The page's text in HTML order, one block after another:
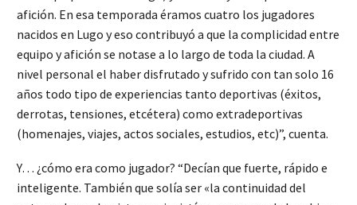
afición. En esa temporada éramos cuatro los jugadores
nacidos en Lugo y eso contribuyó a que la complicidad entre
equipo y afición se notase a lo largo de toda la ciudad. A
nivel personal el haber disfrutado y sufrido con tan solo 16
años todo tipo de experiencias tanto deportivas (éxitos,
derrotas, tensiones, etcétera) como extradeportivas
(homenajes, viajes, actos sociales, estudios, etc)”, cuenta.
Y… ¿cómo era como jugador? “Decían que fuerte, rápido e
inteligente. También que solía ser «la continuidad del